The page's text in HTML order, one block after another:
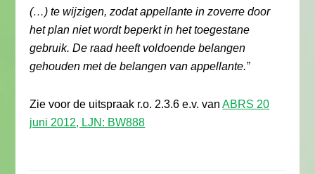
(…) te wijzigen, zodat appellante in zoverre door
het plan niet wordt beperkt in het toegestane
gebruik. De raad heeft voldoende belangen
gehouden met de belangen van appellante.”
Zie voor de uitspraak r.o. 2.3.6 e.v. vanABRS 20
juni 2012, LJN: BW888